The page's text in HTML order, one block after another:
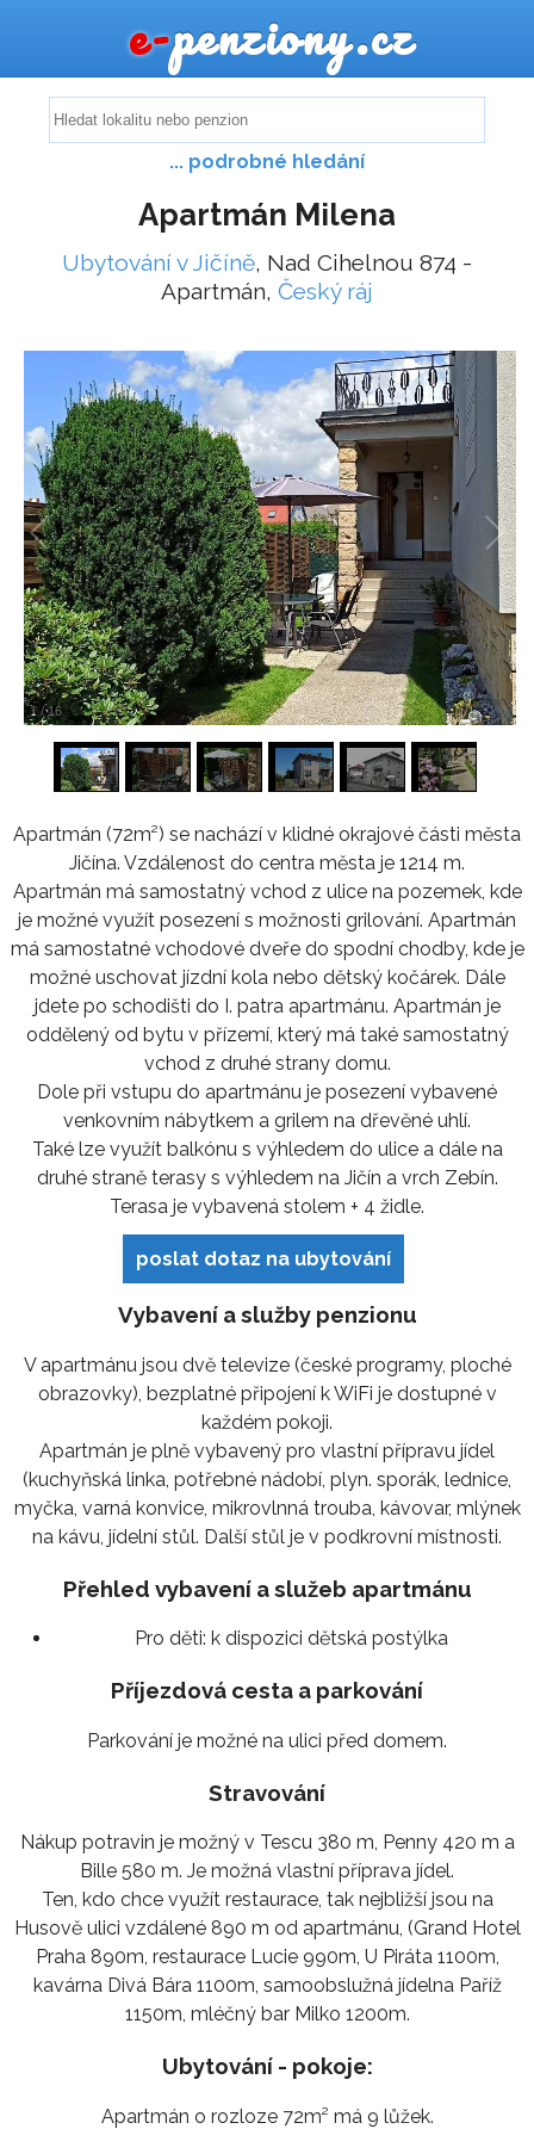
e-penziony.cz
... podrobné hledání
Apartmán Milena
Ubytování v Jičíně, Nad Cihelnou 874 -
Apartmán, Český ráj
1/16
Apartmán (72m²) se nachází v klidné okrajové části města
Jičína. Vzdálenost do centra města je 1214 m.
Apartmán má samostatný vchod z ulice na pozemek, kde
je možné využít posezení s možnosti grilování. Apartmán
má samostatné vchodové dveře do spodní chodby, kde je
možné uschovat jízdní kola nebo dětský kočárek. Dále
jdete po schodišti do I. patra apartmánu. Apartmán je
oddělený od bytu v přízemí, který má také samostatný
vchod z druhé strany domu.
Dole při vstupu do apartmánu je posezení vybavené
venkovním nábytkem a grilem na dřevěné uhlí.
Také lze využít balkónu s výhledem do ulice a dále na
druhé straně terasy s výhledem na Jičín a vrch Zebín.
Terasa je vybavená stolem + 4 židle.
poslat dotaz na ubytování
Vybavení a služby penzionu
V apartmánu jsou dvě televize (české programy, ploché
obrazovky), bezplatné připojení k WiFi je dostupné v
každém pokoji.
Apartmán je plně vybavený pro vlastní přípravu jídel
(kuchyňská linka, potřebné nádobí, plyn. sporák, lednice,
myčka, varná konvice, mikrovlnná trouba, kávovar, mlýnek
na kávu, jídelní stůl. Další stůl je v podkrovní místnosti.
Přehled vybavení a služeb apartmánu
Pro děti: k dispozici dětská postýlka
Příjezdová cesta a parkování
Parkování je možné na ulici před domem.
Stravování
Nákup potravin je možný v Tescu 380 m, Penny 420 m a
Bille 580 m. Je možná vlastní příprava jídel.
Ten, kdo chce využít restaurace, tak nejbližší jsou na
Husově ulici vzdálené 890 m od apartmánu, (Grand Hotel
Praha 890m, restaurace Lucie 990m, U Piráta 1100m,
kavárna Divá Bára 1100m, samoobslužná jídelna Paříž
1150m, mléčný bar Milko 1200m.
Ubytování - pokoje:
Apartmán o rozloze 72m² má 9 lůžek.